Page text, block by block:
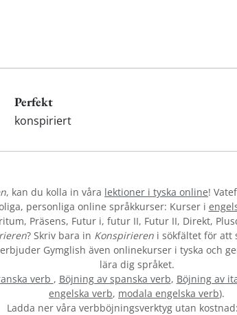
Perfekt
konspiriert
, kan du kolla in våra lektioner i tyska online!
personliga online språkkurser: Kurser i
Präsens, Futur i, futur II, Futur II, Direkt,
? Skriv bara in Konspiriereni sökfältet för att
Gymglish även onlinekurser i tyska och
lära dig språket.
verb , Böjning av spanska verb, Böjning av
engelska verb, modala engelska verb).
Ladda ner våra verbböjningsverktyg utan kostnad: